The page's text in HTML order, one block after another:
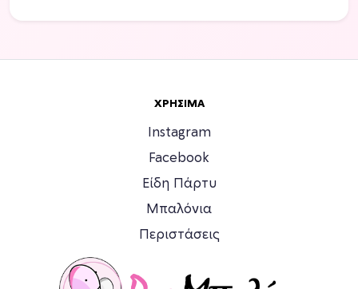
ΧΡΉΣΙΜΑ
Instagram
Facebook
Είδη Πάρτυ
Μπαλόνια
Περιστάσεις